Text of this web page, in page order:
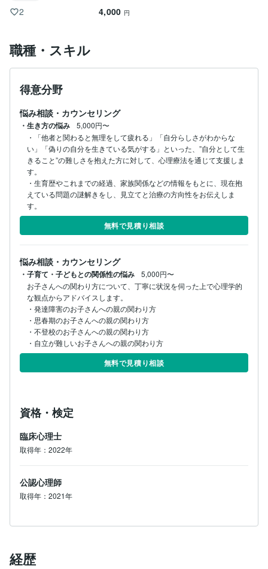
2 4,000 円
職種・スキル
得意分野
悩み相談・カウンセリング
・生き方の悩み
5,000円〜
・「他者と関わると無理をして疲れる」「自分らしさがわからな
い」「偽りの自分を生きている気がする」といった、”自分として生
きること”の難しさを抱えた方に対して、心理療法を通じて支援しま
す。
・生育歴やこれまでの経過、家族関係などの情報をもとに、現在抱
えている問題の謎解きをし、見立てと治療の方向性をお伝えしま
す。
無料で見積り相談
悩み相談・カウンセリング
・子育て・子どもとの関係性の悩み
5,000円〜
お子さんへの関わり方について、丁寧に状況を伺った上で心理学的
な観点からアドバイスします。
・発達障害のお子さんへの親の関わり方
・思春期のお子さんへの親の関わり方
・不登校のお子さんへの親の関わり方
・自立が難しいお子さんへの親の関わり方
無料で見積り相談
資格・検定
臨床心理士
取得年：2022年
公認心理師
取得年：2021年
経歴